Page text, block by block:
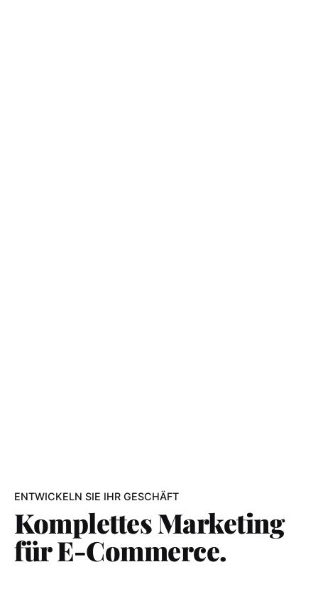
ENTWICKELN SIE IHR GESCHÄFT
Komplettes Marketing
für E-Commerce.